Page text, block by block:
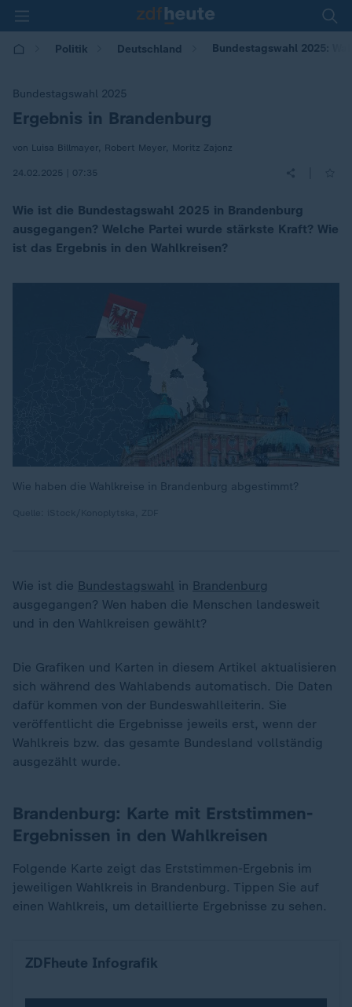
Politik Deutschland Bundestagswahl 2025:
Bundestagswahl 2025
:Ergebnis in Brandenburg
von Luisa Billmayer, Robert Meyer, Moritz Zajonz
24.02.2025 | 07:35
Wie ist die Bundestagswahl 2025 in Brandenburg
ausgegangen? Welche Partei wurde stärkste Kraft? Wie
ist das Ergebnis in den Wahlkreisen?
Wie haben die Wahlkreise in Brandenburg abgestimmt?
Wie ist die Bundestagswahl in Brandenburg
ausgegangen? Wen haben die Menschen landesweit
und in den Wahlkreisen gewählt?
Die Grafiken und Karten in diesem Artikel aktualisieren
sich während des Wahlabends automatisch. Die Daten
dafür kommen von der Bundeswahlleiterin. Sie
veröffentlicht die Ergebnisse jeweils erst, wenn der
Wahlkreis bzw. das gesamte Bundesland vollständig
ausgezählt wurde.
Brandenburg: Karte mit Erststimmen-
Ergebnissen in den Wahlkreisen
Folgende Karte zeigt das Erststimmen-Ergebnis im
jeweiligen Wahlkreis in Brandenburg. Tippen Sie auf
einen Wahlkreis, um detaillierte Ergebnisse zu sehen.
ZDFheute Infografik